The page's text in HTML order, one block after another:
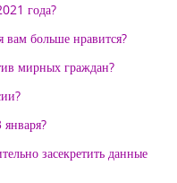
года?
больше нравится?
мирных граждан?
засекретить данные